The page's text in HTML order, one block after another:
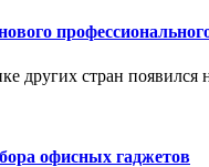
других стран
офисных гаджетов